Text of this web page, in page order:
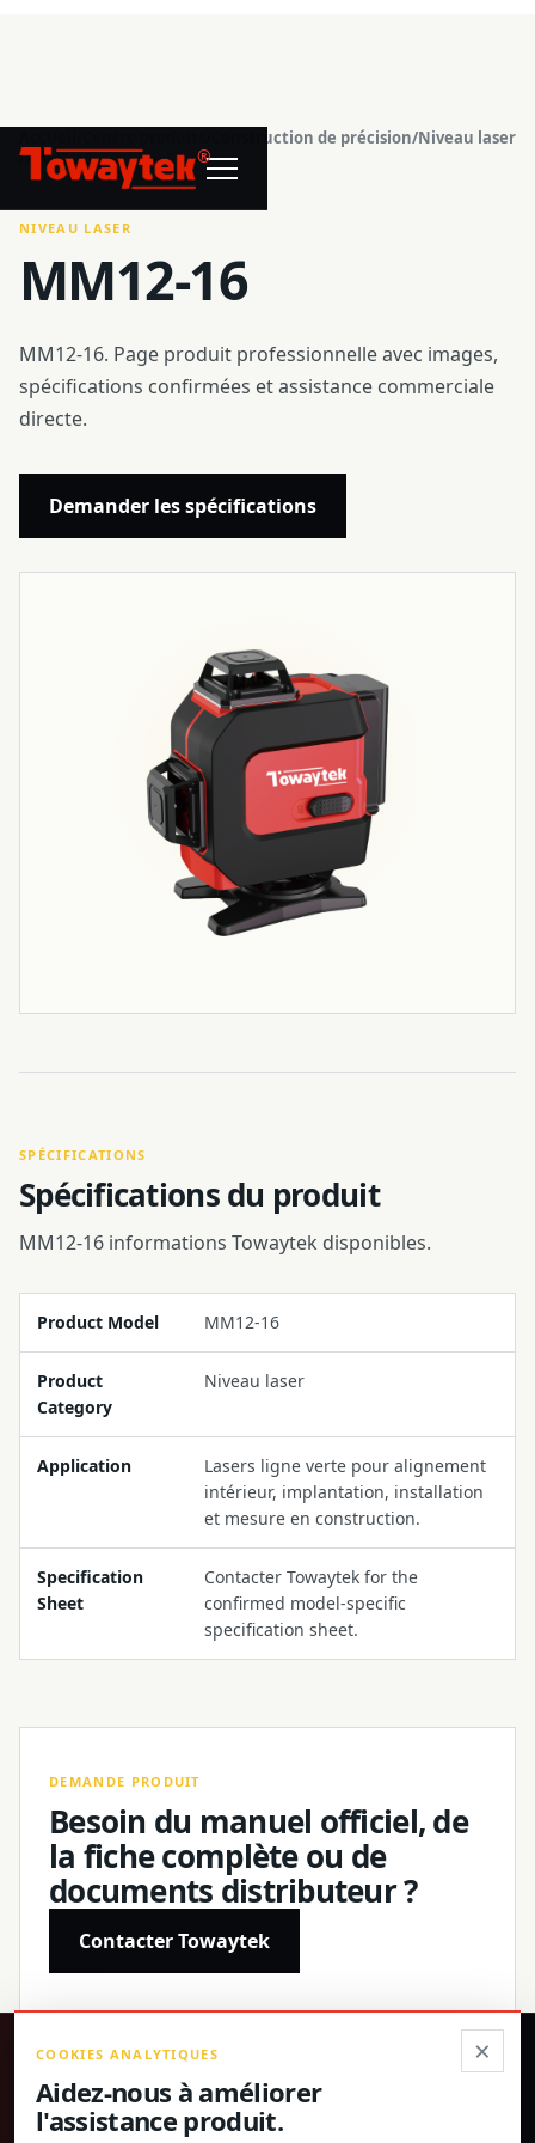
®
Construction de précision/Niveau laser
/MM12-16
NIVEAU LASER
MM12-16
MM12-16. Page produit professionnelle avec images,
spécifications confirmées et assistance commerciale
directe.
Demander les spécifications
SPÉCIFICATIONS
Spécifications du produit
MM12-16 informations Towaytek disponibles.
Product Model MM12-16
Product
Category
Niveau laser
Application
Lasers ligne verte pour alignement
intérieur, implantation, installation
et mesure en construction.
Specification
Sheet
Contacter Towaytek for the
confirmed model-specific
specification sheet.
DEMANDE PRODUIT
Besoin du manuel officiel, de
la fiche complète ou de
documents distributeur ?
Contacter Towaytek
®
Produits de précision, spécifications confirmées et
×
COOKIES ANALYTIQUES
Aidez-nous à améliorer
l'assistance produit.